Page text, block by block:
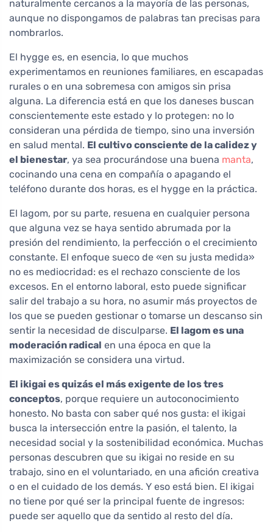
naturalmente cercanos a la mayoría de las personas,
aunque no dispongamos de palabras tan precisas para
nombrarlos.
El hygge es, en esencia, lo que muchos
experimentamos en reuniones familiares, en escapadas
rurales o en una sobremesa con amigos sin prisa
alguna. La diferencia está en que los daneses buscan
conscientemente este estado y lo protegen: no lo
consideran una pérdida de tiempo, sino una inversión
en salud mental. El cultivo consciente de la calidez y
el bienestar, ya sea procurándose una buena manta,
cocinando una cena en compañía o apagando el
teléfono durante dos horas, es el hygge en la práctica.
El lagom, por su parte, resuena en cualquier persona
que alguna vez se haya sentido abrumada por la
presión del rendimiento, la perfección o el crecimiento
constante. El enfoque sueco de «en su justa medida»
no es mediocridad: es el rechazo consciente de los
excesos. En el entorno laboral, esto puede significar
salir del trabajo a su hora, no asumir más proyectos de
los que se pueden gestionar o tomarse un descanso sin
sentir la necesidad de disculparse. El lagom es una
moderación radical en una época en que la
maximización se considera una virtud.
El ikigai es quizás el más exigente de los tres
conceptos, porque requiere un autoconocimiento
honesto. No basta con saber qué nos gusta: el ikigai
busca la intersección entre la pasión, el talento, la
necesidad social y la sostenibilidad económica. Muchas
personas descubren que su ikigai no reside en su
trabajo, sino en el voluntariado, en una afición creativa
o en el cuidado de los demás. Y eso está bien. El ikigai
no tiene por qué ser la principal fuente de ingresos:
puede ser aquello que da sentido al resto del día.